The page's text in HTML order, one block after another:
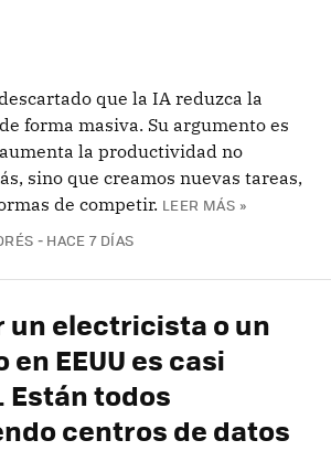
que la IA reduzca la
forma masiva. Su argumento es
la productividad no
sino que creamos nuevas tareas,
de competir. LEER MÁS »
HACE 7 DÍAS
un electricista o un
EEUU es casi
todos
centros de datos